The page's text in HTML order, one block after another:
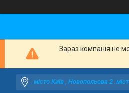
Зараз компанія не
місто Київ , Новопольова 2